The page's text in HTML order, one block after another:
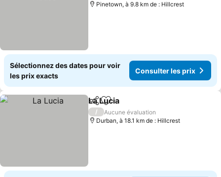
Pinetown, à 9.8 km de : Hillcrest
Sélectionnez des dates pour voir
les prix exacts
Consulter les prix
PartagerAjouter à mes favoris
La Lucia
/
Aucune évaluation
Durban, à 18.1 km de : Hillcrest